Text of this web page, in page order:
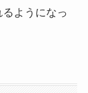
ようになっ